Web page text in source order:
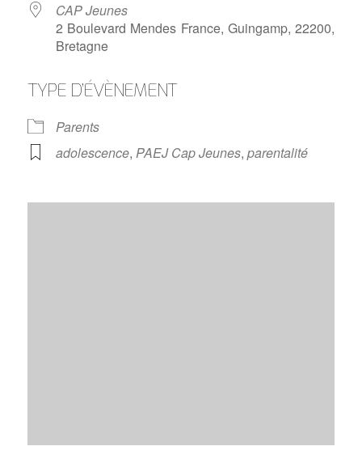
CAP Jeunes
2 Boulevard Mendes France, Guingamp, 22200,
Bretagne
TYPE D’ÉVÈNEMENT
Parents
adolescence, PAEJ Cap Jeunes, parentalité